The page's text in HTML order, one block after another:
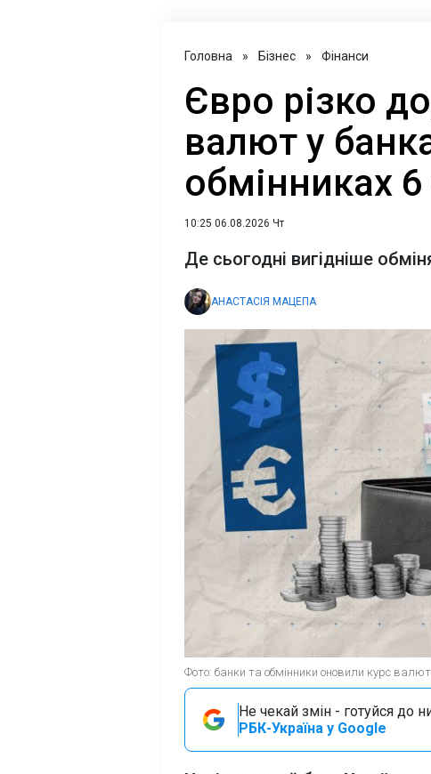
Головна » Бізнес » Фінанси
Євро різко
валют у
обмінниках
10:25 06.08.2026 Чт
Де сьогодні вигідніше
АНАСТАСІЯ МАЦЕПА
Фото: банки та обмінники оновили курс
Не чекай змін - готуйся до
РБК-Україна у Google